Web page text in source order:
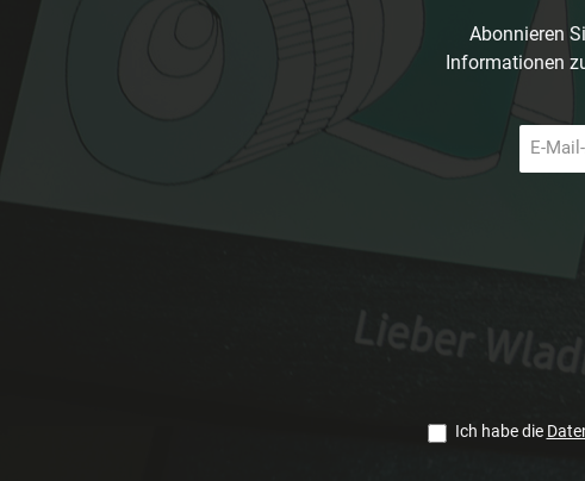
Abonnieren
Informationen
Mail-
Adresse
Ich habe die